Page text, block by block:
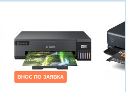
ВНОС ПО ЗАЯВКА